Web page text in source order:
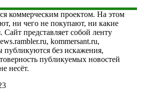
коммерческим проектом. На этом
ни чего не покупают, ни какие
Сайт представляет собой ленту
kommersant.ru,
без искажения,
публикуемых новостей
несёт.